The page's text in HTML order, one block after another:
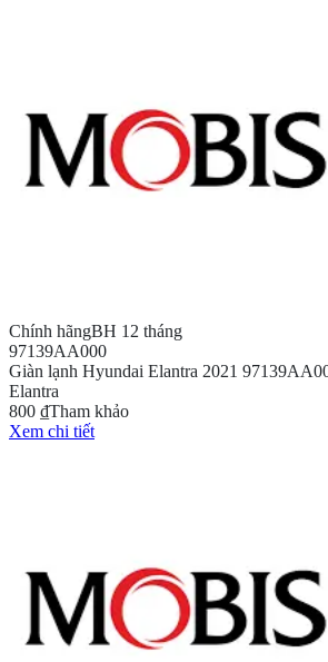
Chính hãngBH 12 tháng
97139AA000
Giàn lạnh Hyundai Elantra 2021
Elantra
800 ₫Tham khảo
Xem chi tiết